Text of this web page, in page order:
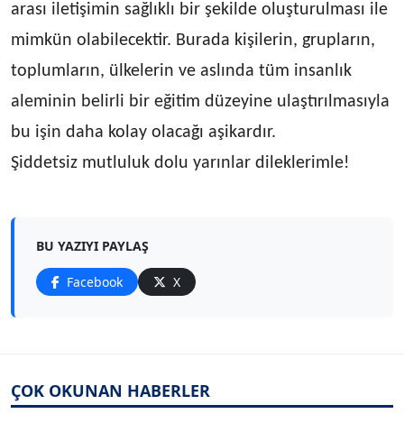
arası iletişimin sağlıklı bir şekilde oluşturulması ile
mimkün olabilecektir. Burada kişilerin, grupların,
toplumların, ülkelerin ve aslında tüm insanlık
aleminin belirli bir eğitim düzeyine ulaştırılmasıyla
bu işin daha kolay olacağı aşikardır.
Şiddetsiz mutluluk dolu yarınlar dileklerimle!
BU YAZIYI PAYLAŞ
Facebook X
ÇOK OKUNAN HABERLER